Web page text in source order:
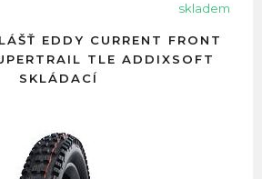
skladem
EDDY CURRENT FRONT
TLE ADDIXSOFT
SKLÁDACÍ